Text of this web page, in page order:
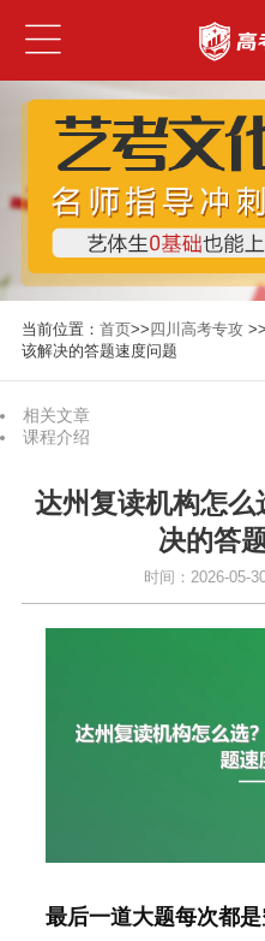
当前位置： 首页>>四川高考专攻>>
该解决的答题速度问题
相关文章
课程介绍
达州复读机构怎
决的答
时间：2026-05-
最后一道大题每次都